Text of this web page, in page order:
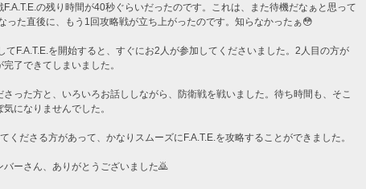
の残り時間が40秒ぐらいだったのです。これは、また待機だなぁと思って
った直後に、もう1回攻略戦が立ち上がったのです。知らなかったぁ😳
てF.A.T.E.を開始すると、すぐにお2人が参加してくださいました。2人目の方が
了できてしまいました。
った方と、いろいろお話ししながら、防衛戦を戦いました。待ち時間も、そこ
になりませんでした。
くださる方があって、かなりスムーズにF.A.T.E.を攻略することができました。
バーさん、ありがとうございました🙇